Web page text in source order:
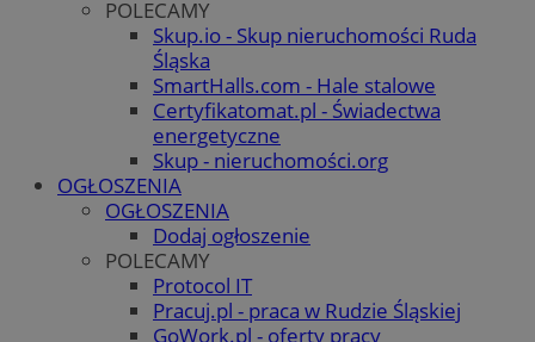
POLECAMY
Skup.io - Skup nieruchomości Ruda
Śląska
SmartHalls.com - Hale stalowe
Certyfikatomat.pl - Świadectwa
energetyczne
Skup - nieruchomości.org
OGŁOSZENIA
OGŁOSZENIA
Dodaj ogłoszenie
POLECAMY
Protocol IT
Pracuj.pl - praca w Rudzie Śląskiej
GoWork.pl - oferty pracy